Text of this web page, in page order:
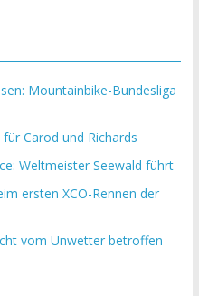
Mountainbike-Bundesliga
Carod und Richards
Weltmeister Seewald führt
ersten XCO-Rennen der
vom Unwetter betroffen